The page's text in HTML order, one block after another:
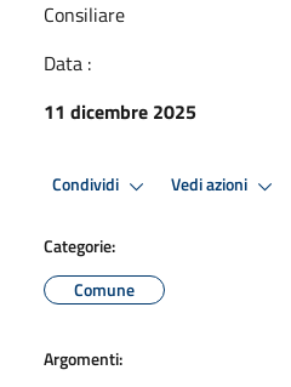
Consiliare
Data :
11 dicembre 2025
Condividi Vedi azioni
Categorie:
Comune
Argomenti: